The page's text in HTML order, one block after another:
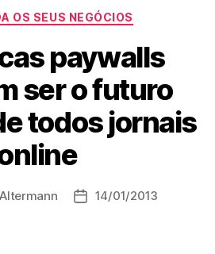
Categorias
OS SEUS NEGÓCIOS
paywalls
ser o futuro
todos jornais
Data14/01/2013